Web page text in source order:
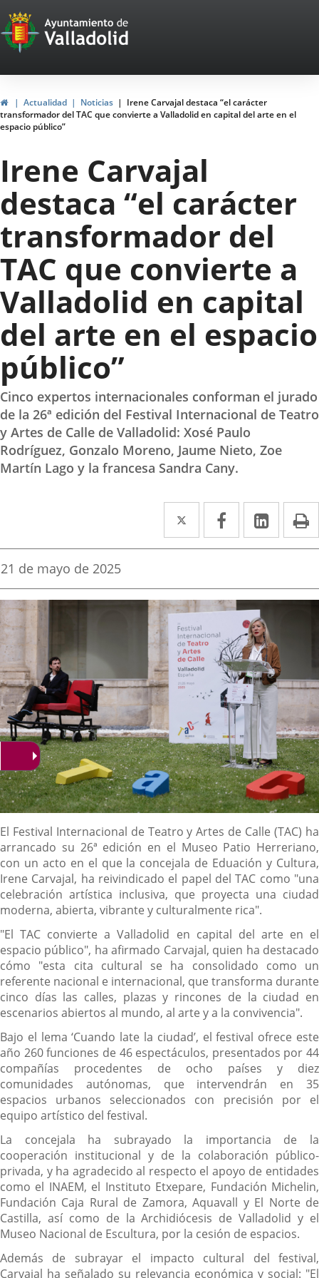
Portal
Web
del
Ayuntamiento
de
Valladolid
InicioActualidad Noticias
Irene Carvajal destaca “el carácter
transformador del TAC que convierte a Valladolid en capital del arte en el
espacio público”
Irene Carvajal
destaca “el carácter
transformador del
TAC que convierte a
Valladolid en capital
del arte en el espacio
público”
Cinco expertos internacionales conforman el jurado
de la 26ª edición del Festival Internacional de Teatro
y Artes de Calle de Valladolid: Xosé Paulo
Rodríguez, Gonzalo Moreno, Jaume Nieto, Zoe
Martín Lago y la francesa Sandra Cany.
Twitter
Enlace
a
aplicación
externa.
Facebook
Enlace
a
aplicación
externa.
Enlace
a
Fecha
la
noticia
21 de mayo de 2025
Descripción
El Festival Internacional de Teatro y Artes de Calle (TAC) ha
arrancado su 26ª edición en el Museo Patio Herreriano,
con un acto en el que la concejala de Eduación y Cultura,
Irene Carvajal, ha reivindicado el papel del TAC como "una
celebración artística inclusiva, que proyecta una ciudad
moderna, abierta, vibrante y culturalmente rica".
"El TAC convierte a Valladolid en capital del arte en el
espacio público", ha afirmado Carvajal, quien ha destacado
cómo "esta cita cultural se ha consolidado como un
referente nacional e internacional, que transforma durante
cinco días las calles, plazas y rincones de la ciudad en
escenarios abiertos al mundo, al arte y a la convivencia".
Bajo el lema ‘Cuando late la ciudad’, el festival ofrece este
año 260 funciones de 46 espectáculos, presentados por 44
compañías procedentes de ocho países y diez
comunidades autónomas, que intervendrán en 35
espacios urbanos seleccionados con precisión por el
equipo artístico del festival.
La concejala ha subrayado la importancia de la
cooperación institucional y de la colaboración público-
privada, y ha agradecido al respecto el apoyo de entidades
como el INAEM, el Instituto Etxepare, Fundación Michelin,
Fundación Caja Rural de Zamora, Aquavall y El Norte de
Castilla, así como de la Archidiócesis de Valladolid y el
Museo Nacional de Escultura, por la cesión de espacios.
Además de subrayar el impacto cultural del festival,
Carvajal ha señalado su relevancia económica y social: "El